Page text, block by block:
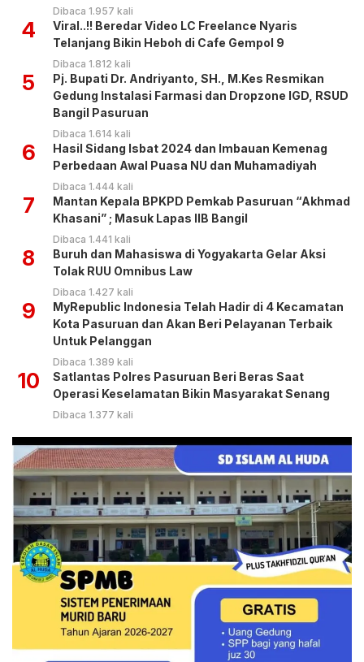
Dibaca 1.957 kali
4
Viral..!! Beredar Video LC Freelance Nyaris
Telanjang Bikin Heboh di Cafe Gempol 9
Dibaca 1.812 kali
5
Pj. Bupati Dr. Andriyanto, SH., M.Kes Resmikan
Gedung Instalasi Farmasi dan Dropzone IGD, RSUD
Bangil Pasuruan
Dibaca 1.614 kali
6
Hasil Sidang Isbat 2024 dan Imbauan Kemenag
Perbedaan Awal Puasa NU dan Muhamadiyah
Dibaca 1.444 kali
7
Mantan Kepala BPKPD Pemkab Pasuruan “Akhmad
Khasani” ; Masuk Lapas IIB Bangil
Dibaca 1.441 kali
8
Buruh dan Mahasiswa di Yogyakarta Gelar Aksi
Tolak RUU Omnibus Law
Dibaca 1.427 kali
9
MyRepublic Indonesia Telah Hadir di 4 Kecamatan
Kota Pasuruan dan Akan Beri Pelayanan Terbaik
Untuk Pelanggan
Dibaca 1.389 kali
10
Satlantas Polres Pasuruan Beri Beras Saat
Operasi Keselamatan Bikin Masyarakat Senang
Dibaca 1.377 kali